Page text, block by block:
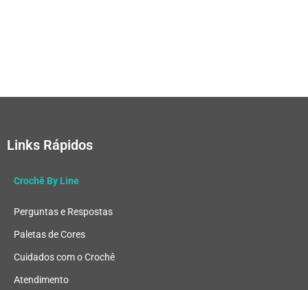
Links Rápidos
Crochê By Line
Perguntas e Respostas
Paletas de Cores
Cuidados com o Crochê
Atendimento